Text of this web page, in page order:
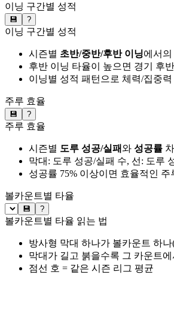
이닝 구간별 성적
💾 ?
이닝 구간별 성적
시즌별 초반/중반/후반 이닝에서
후반 이닝 타율이 높으면 경기 후
이닝별 성적 패턴으로 체력/집중
주루 효율
💾 ?
주루 효율
시즌별 도루 성공/실패와 성공률
막대: 도루 성공/실패 수, 선: 도루
성공률 75% 이상이면 효율적인 주
볼카운트별 타율
💾 ?
볼카운트별 타율 읽는 법
방사형 막대 하나가 볼카운트 하나
막대가 길고 붉을수록 그 카운트
점선 호 = 같은 시즌 리그 평균